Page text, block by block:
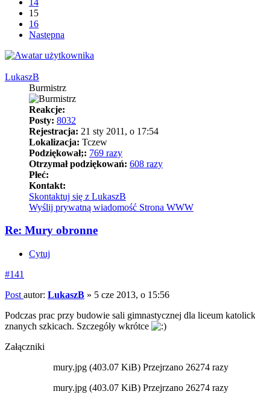
15
16
Następna
LukaszB
Burmistrz
Reakcje:
Posty: 8032
Rejestracja: 21 sty 2011, o 17:54
Lokalizacja: Tczew
Podziękował;: 769 razy
Otrzymał podziękowań: 608 razy
Płeć:
Kontakt:
Skontaktuj się z LukaszB
Wyślij prywatną wiadomość Strona WWW
Re: Mury obronne
Cytuj
#141
Post autor: LukaszB » 5 cze 2013, o 15:56
Podczas prac przy budowie sali gimnastycznej dla liceum
znanych szkicach. Szczegóły wkrótce
Załączniki
mury.jpg (403.07 KiB) Przejrzano 26274 razy
mury.jpg (403.07 KiB) Przejrzano 26274 razy